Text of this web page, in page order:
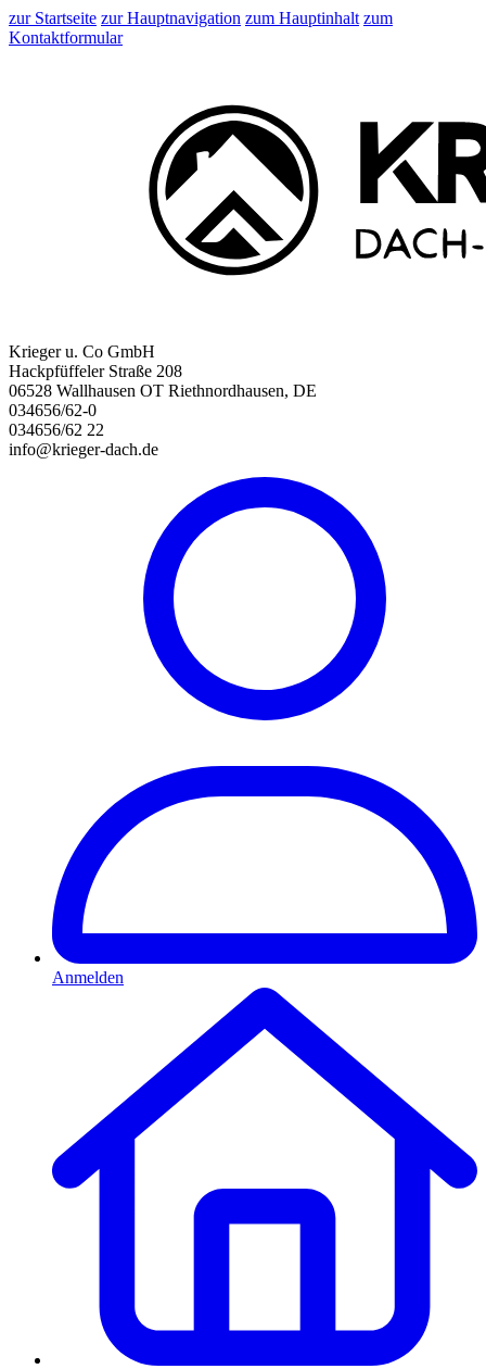
zur Startseite zur Hauptnavigation zum Hauptinhalt zum
Kontaktformular
Krieger u. Co GmbH
Hackpfüffeler Straße 208
06528 Wallhausen OT Riethnordhausen, DE
034656/62-0
034656/62 22
info@krieger-dach.de
Anmelden